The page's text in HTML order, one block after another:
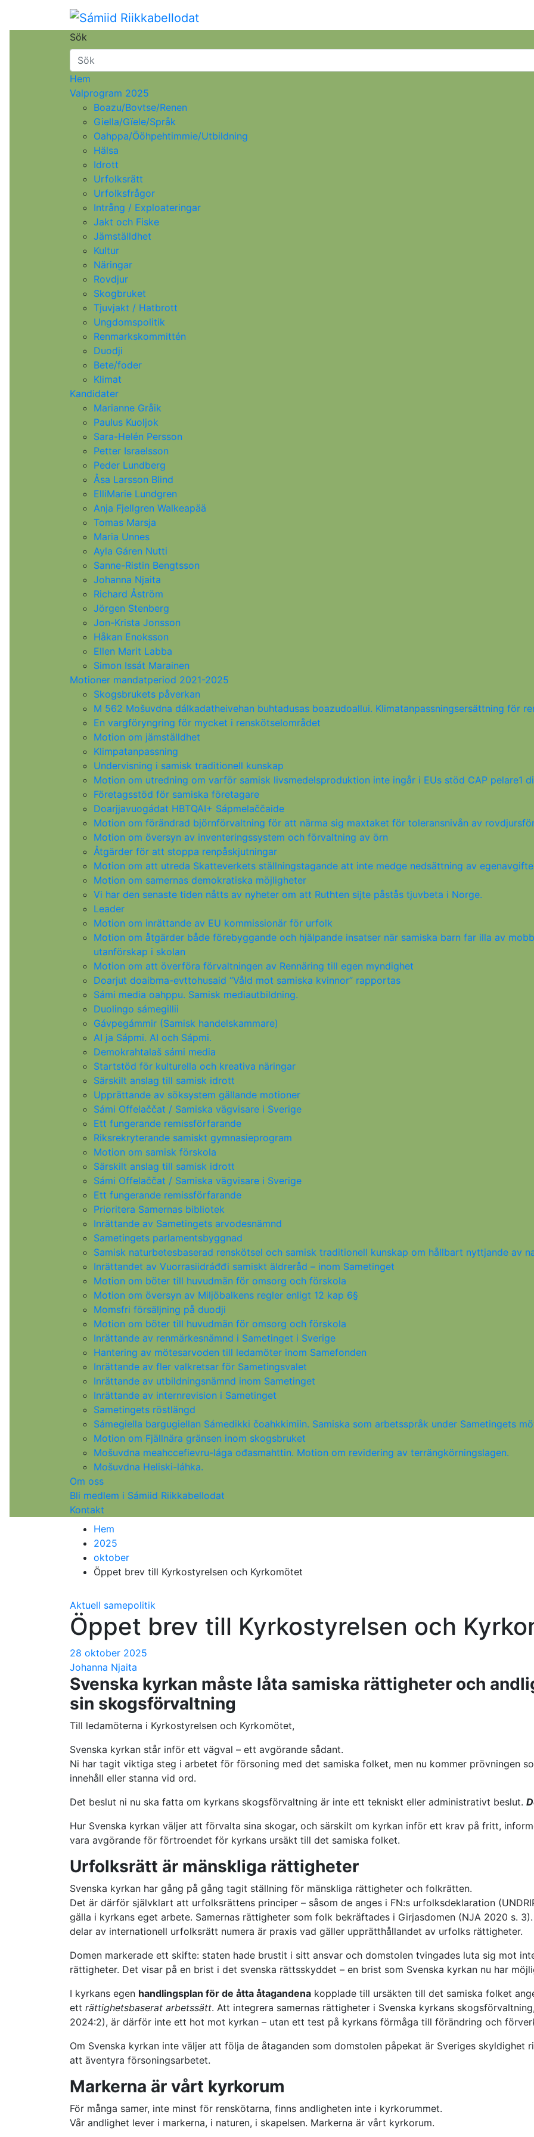
Sámiid Riikkabellodat
Samelandspartiet
Sök
Hem
Valprogram 2025
Boazu/Bovtse/Renen
Giella/Gïele/Språk
Oahppa/Ööhpehtimmie/Utbildning
Hälsa
Idrott
Urfolksrätt
Urfolksfrågor
Intrång / Exploateringar
Jakt och Fiske
Jämställdhet
Kultur
Näringar
Rovdjur
Skogbruket
Tjuvjakt / Hatbrott
Ungdomspolitik
Renmarkskommittén
Duodji
Bete/foder
Klimat
Kandidater
Marianne Gråik
Paulus Kuoljok
Sara-Helén Persson
Petter Israelsson
Peder Lundberg
Åsa Larsson Blind
ElliMarie Lundgren
Anja Fjellgren Walkeapää
Tomas Marsja
Maria Unnes
Ayla Gáren Nutti
Sanne-Ristin Bengtsson
Johanna Njaita
Richard Åström
Jörgen Stenberg
Jon-Krista Jonsson
Håkan Enoksson
Ellen Marit Labba
Simon Issát Marainen
Motioner mandatperiod 2021-2025
Skogsbrukets påverkan
M 562 Mošuvdna dálkadatheivehan buhtadusas boazudoallui. Klimatanpassningsersättning för
En vargföryngring för mycket i renskötselområdet
Motion om jämställdhet
Klimpatanpassning
Undervisning i samisk traditionell kunskap
Motion om utredning om varför samisk livsmedelsproduktion inte ingår i EUs stöd CAP pelare1
Företagsstöd för samiska företagare
Doarjjavuogádat HBTQAI+ Sápmelaččaide
Motion om förändrad björnförvaltning för att närma sig maxtaket för toleransnivån av
Motion om översyn av inventeringssystem och förvaltning av örn
Åtgärder för att stoppa renpåskjutningar
Motion om att utreda Skatteverkets ställningstagande att inte medge nedsättning av
Motion om samernas demokratiska möjligheter
Vi har den senaste tiden nåtts av nyheter om att Ruthten sijte påstås tjuvbeta i Norge.
Leader
Motion om inrättande av EU kommissionär för urfolk
Motion om åtgärder både förebyggande och hjälpande insatser när samiska barn far illa av
utanförskap i skolan
Motion om att överföra förvaltningen av Rennäring till egen myndighet
Doarjut doaibma-evttohusaid “Våld mot samiska kvinnor” rapportas
Sámi media oahppu. Samisk mediautbildning.
Duolingo sámegillii
Gávpegámmir (Samisk handelskammare)
AI ja Sápmi. AI och Sápmi.
Demokrahtalaš sámi media
Startstöd för kulturella och kreativa näringar
Särskilt anslag till samisk idrott
Upprättande av söksystem gällande motioner
Sámi Offelaččat / Samiska vägvisare i Sverige
Ett fungerande remissförfarande
Riksrekryterande samiskt gymnasieprogram
Motion om samisk förskola
Särskilt anslag till samisk idrott
Sámi Offelaččat / Samiska vägvisare i Sverige
Ett fungerande remissförfarande
Prioritera Samernas bibliotek
Inrättande av Sametingets arvodesnämnd
Sametingets parlamentsbyggnad
Samisk naturbetesbaserad renskötsel och samisk traditionell kunskap om hållbart nyttjande av
Inrättandet av Vuorrasiidráđđi samiskt äldreråd – inom Sametinget
Motion om böter till huvudmän för omsorg och förskola
Motion om översyn av Miljöbalkens regler enligt 12 kap 6§
Momsfri försäljning på duodji
Motion om böter till huvudmän för omsorg och förskola
Inrättande av renmärkesnämnd i Sametinget i Sverige
Hantering av mötesarvoden till ledamöter inom Samefonden
Inrättande av fler valkretsar för Sametingsvalet
Inrättande av utbildningsnämnd inom Sametinget
Inrättande av internrevision i Sametinget
Sametingets röstlängd
Sámegiella bargugiellan Sámedikki čoahkkimiin. Samiska som arbetsspråk under Sametingets
Motion om Fjällnära gränsen inom skogsbruket
Mošuvdna meahccefievru-lága ođasmahttin. Motion om revidering av terrängkörningslagen.
Mošuvdna Heliski-láhka.
Om oss
Bli medlem i Sámiid Riikkabellodat
Kontakt
Hem
2025
oktober
Öppet brev till Kyrkostyrelsen och Kyrkomötet
Aktuell samepolitik
Öppet brev till Kyrkostyrelsen och
28 oktober 2025
Johanna Njaita
Svenska kyrkan måste låta samiska rättigheter och
sin skogsförvaltning
Till ledamöterna i Kyrkostyrelsen och Kyrkomötet,
Svenska kyrkan står inför ett vägval – ett avgörande sådant.
Ni har tagit viktiga steg i arbetet för försoning med det samiska folket, men nu kommer prövningen
innehåll eller stanna vid ord.
Det beslut ni nu ska fatta om kyrkans skogsförvaltning är inte ett tekniskt eller administrativt beslut.
Hur Svenska kyrkan väljer att förvalta sina skogar, och särskilt om kyrkan inför ett krav på fritt,
vara avgörande för förtroendet för kyrkans ursäkt till det samiska folket.
Urfolksrätt är mänskliga rättigheter
Svenska kyrkan har gång på gång tagit ställning för mänskliga rättigheter och folkrätten.
Det är därför självklart att urfolksrättens principer – såsom de anges i FN:s urfolksdeklaration
gälla i kyrkans eget arbete. Samernas rättigheter som folk bekräftades i Girjasdomen (NJA 2020 s.
delar av internationell urfolksrätt numera är praxis vad gäller upprätthållandet av urfolks rättigheter.
Domen markerade ett skifte: staten hade brustit i sitt ansvar och domstolen tvingades luta sig mot
rättigheter. Det visar på en brist i det svenska rättsskyddet – en brist som Svenska kyrkan nu har
I kyrkans egen handlingsplan för de åtta åtagandena kopplade till ursäkten till det samiska folket
ett rättighetsbaserat arbetssätt. Att integrera samernas rättigheter i Svenska kyrkans
2024:2), är därför inte ett hot mot kyrkan – utan ett test på kyrkans förmåga till förändring och
Om Svenska kyrkan inte väljer att följa de åtaganden som domstolen påpekat är Sveriges skyldighet
att äventyra försoningsarbetet.
Markerna är vårt kyrkorum
För många samer, inte minst för renskötarna, finns andligheten inte i kyrkorummet.
Vår andlighet lever i markerna, i naturen, i skapelsen. Marker­na är vårt kyrkorum.